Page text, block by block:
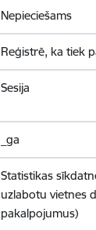
Nepieciešams
Reģistrē, ka tiek
Sesija
_ga
Statistikas
uzlabotu vietnes
pakalpojumus)